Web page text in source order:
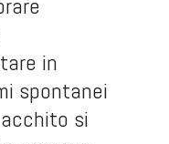
in
spontanei
si